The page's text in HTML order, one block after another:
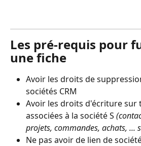
Les pré-requis pour
une fiche
Avoir les droits de
sociétés CRM
Avoir les droits d'écriture sur
associées à la société S
projets, commandes, achats, ...
Ne pas avoir de lien de